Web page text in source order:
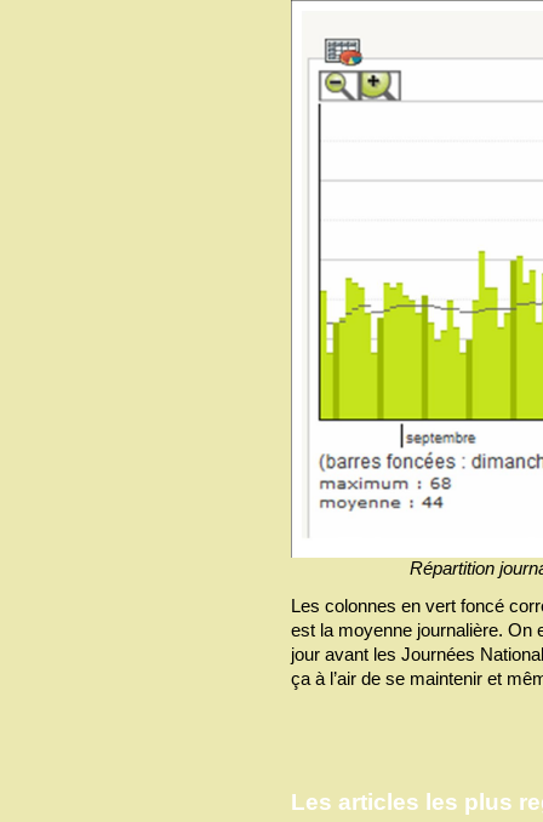
Répartition
Les colonnes en vert foncé
est la moyenne journalière. On
jour avant les Journées
ça à l’air de se maintenir et
Les articles les plus